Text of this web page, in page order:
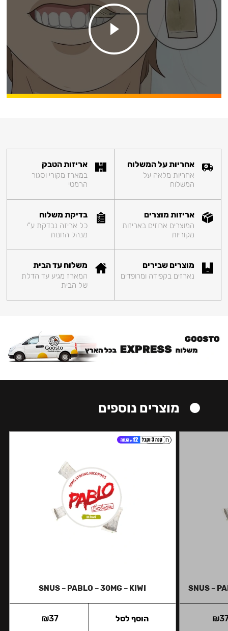
אחריות על המשלוח
אחריות מלאה על
המשלוח
אריזות הטבק
במארז מקורי וסגור
הרמטי
אריזות מוצרים
המוצרים ארוזים באריזות
מקוריות
בדיקת משלוח
כל אריזה נבדקת ע"י
מנהל החנות
מוצרים שבירים
נארזים בקפידה ומרופדים
משלוח עד הבית
המארז מגיע עד הדלת
של הבית
מוצרים נוספים
SNUS –
₪
חזק
SNUS – PABLO – 30MG – KIWI
₪37 הוסף לסל